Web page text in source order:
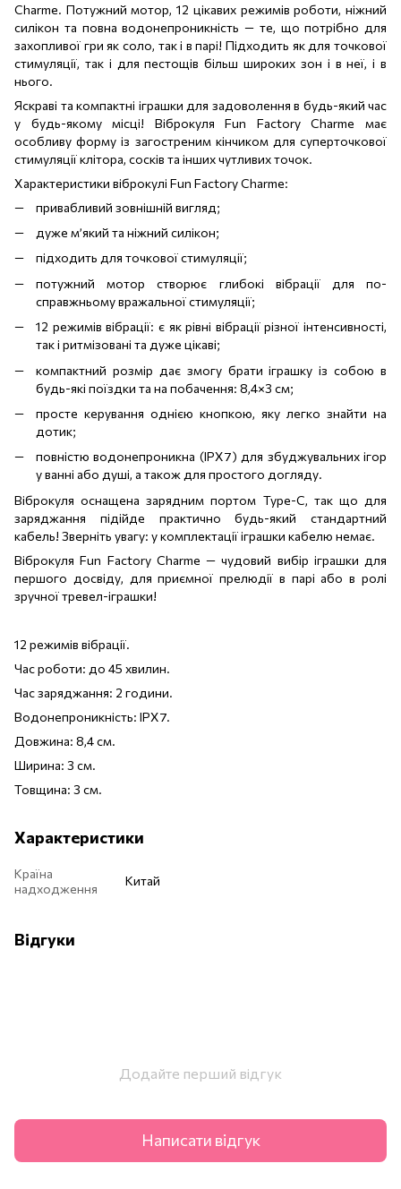
Charme. Потужний мотор, 12 цікавих режимів роботи, ніжний
силікон та повна водонепроникність — те, що потрібно для
захопливої гри як соло, так і в парі! Підходить як для точкової
стимуляції, так і для пестощів більш широких зон і в неї, і в
нього.
Яскраві та компактні іграшки для задоволення в будь-який час
у будь-якому місці! Віброкуля Fun Factory Charme має
особливу форму із загостреним кінчиком для суперточкової
стимуляції клітора, сосків та інших чутливих точок.
Характеристики віброкулі Fun Factory Charme:
привабливий зовнішній вигляд;
дуже м’який та ніжний силікон;
підходить для точкової стимуляції;
потужний мотор створює глибокі вібрації для по-
справжньому вражальної стимуляції;
12 режимів вібрації: є як рівні вібрації різної інтенсивності,
так і ритмізовані та дуже цікаві;
компактний розмір дає змогу брати іграшку із собою в
будь-які поїздки та на побачення: 8,4×3 см;
просте керування однією кнопкою, яку легко знайти на
дотик;
повністю водонепроникна (IPX7) для збуджувальних ігор
у ванні або душі, а також для простого догляду.
Віброкуля оснащена зарядним портом Type-C, так що для
заряджання підійде практично будь-який стандартний
кабель! Зверніть увагу: у комплектації іграшки кабелю немає.
Віброкуля Fun Factory Charme — чудовий вибір іграшки для
першого досвіду, для приємної прелюдії в парі або в ролі
зручної тревел-іграшки!
12 режимів вібрації.
Час роботи: до 45 хвилин.
Час заряджання: 2 години.
Водонепроникність: IPX7.
Довжина: 8,4 см.
Ширина: 3 см.
Товщина: 3 см.
Характеристики
Країна
надходження
Китай
Відгуки
Додайте перший відгук
Написати відгук